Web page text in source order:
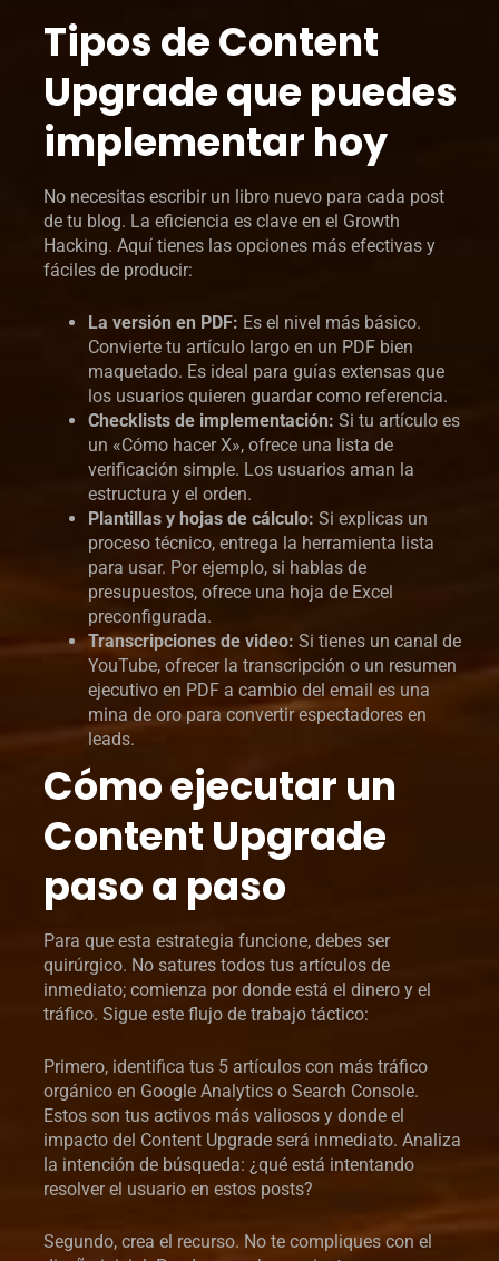
Tipos de Content
Upgrade que puedes
implementar hoy
No necesitas escribir un libro nuevo para cada post
de tu blog. La eficiencia es clave en el Growth
Hacking. Aquí tienes las opciones más efectivas y
fáciles de producir:
La versión en PDF: Es el nivel más básico.
Convierte tu artículo largo en un PDF bien
maquetado. Es ideal para guías extensas que
los usuarios quieren guardar como referencia.
Checklists de implementación: Si tu artículo es
un «Cómo hacer X», ofrece una lista de
verificación simple. Los usuarios aman la
estructura y el orden.
Plantillas y hojas de cálculo: Si explicas un
proceso técnico, entrega la herramienta lista
para usar. Por ejemplo, si hablas de
presupuestos, ofrece una hoja de Excel
preconfigurada.
Transcripciones de video: Si tienes un canal de
YouTube, ofrecer la transcripción o un resumen
ejecutivo en PDF a cambio del email es una
mina de oro para convertir espectadores en
leads.
Cómo ejecutar un
Content Upgrade
paso a paso
Para que esta estrategia funcione, debes ser
quirúrgico. No satures todos tus artículos de
inmediato; comienza por donde está el dinero y el
tráfico. Sigue este flujo de trabajo táctico:
Primero, identifica tus 5 artículos con más tráfico
orgánico en Google Analytics o Search Console.
Estos son tus activos más valiosos y donde el
impacto del Content Upgrade será inmediato. Analiza
la intención de búsqueda: ¿qué está intentando
resolver el usuario en estos posts?
Segundo, crea el recurso. No te compliques con el